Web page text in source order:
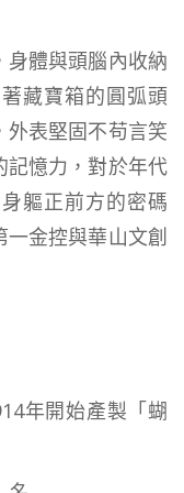
體與頭腦內收納
藏寶箱的圓弧頭
表堅固不苟言笑
記憶力，對於年代
軀正前方的密碼
金控與華山文創
年開始產製「蝴